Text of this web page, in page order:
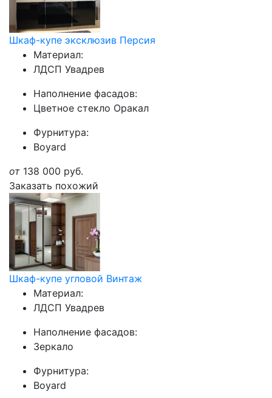
Шкаф-купе эксклюзив Персия
Материал:
ЛДСП Увадрев
Наполнение фасадов:
Цветное стекло Оракал
Фурнитура:
Boyard
от 138 000 руб.
Заказать похожий
Шкаф-купе угловой Винтаж
Материал:
ЛДСП Увадрев
Наполнение фасадов:
Зеркало
Фурнитура:
Boyard